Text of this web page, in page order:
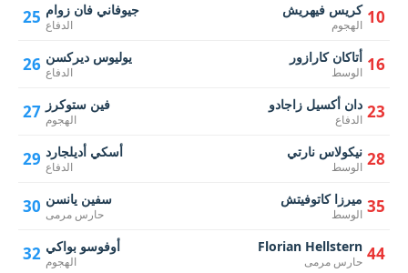
25 جيوفاني فان زوام
الدفاع
26 يوليوس ديركسن
الدفاع
27 فين ستوكرز
الهجوم
29 أسكي أديلجارد
الدفاع
30 سفين يانسن
حارس مرمى
32 أوفوسو بواكي
الهجوم
10 كريس فيهريش
الهجوم
16 أتاكان كارازور
الوسط
23 دان أكسيل زاجادو
الدفاع
28 نيكولاس نارتي
الوسط
35 ميرزا ​​كاتوفيتش
الوسط
44
Florian Hellstern
حارس مرمى